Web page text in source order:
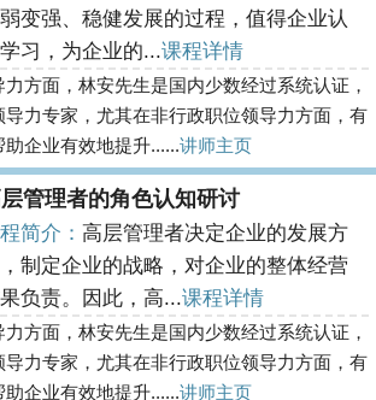
变强、稳健发展的过程，值得企业认
习，为企业的...课程详情
力方面，林安先生是国内少数经过系统认证，
力专家，尤其在非行政职位领导力方面，有
企业有效地提升......讲师主页
管理者的角色认知研讨
简介：高层管理者决定企业的发展方
制定企业的战略，对企业的整体经营
负责。因此，高...课程详情
力方面，林安先生是国内少数经过系统认证，
力专家，尤其在非行政职位领导力方面，有
企业有效地提升......讲师主页